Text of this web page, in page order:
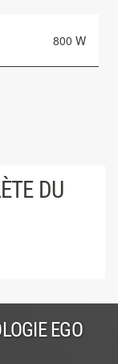
800 W
DU
EGO